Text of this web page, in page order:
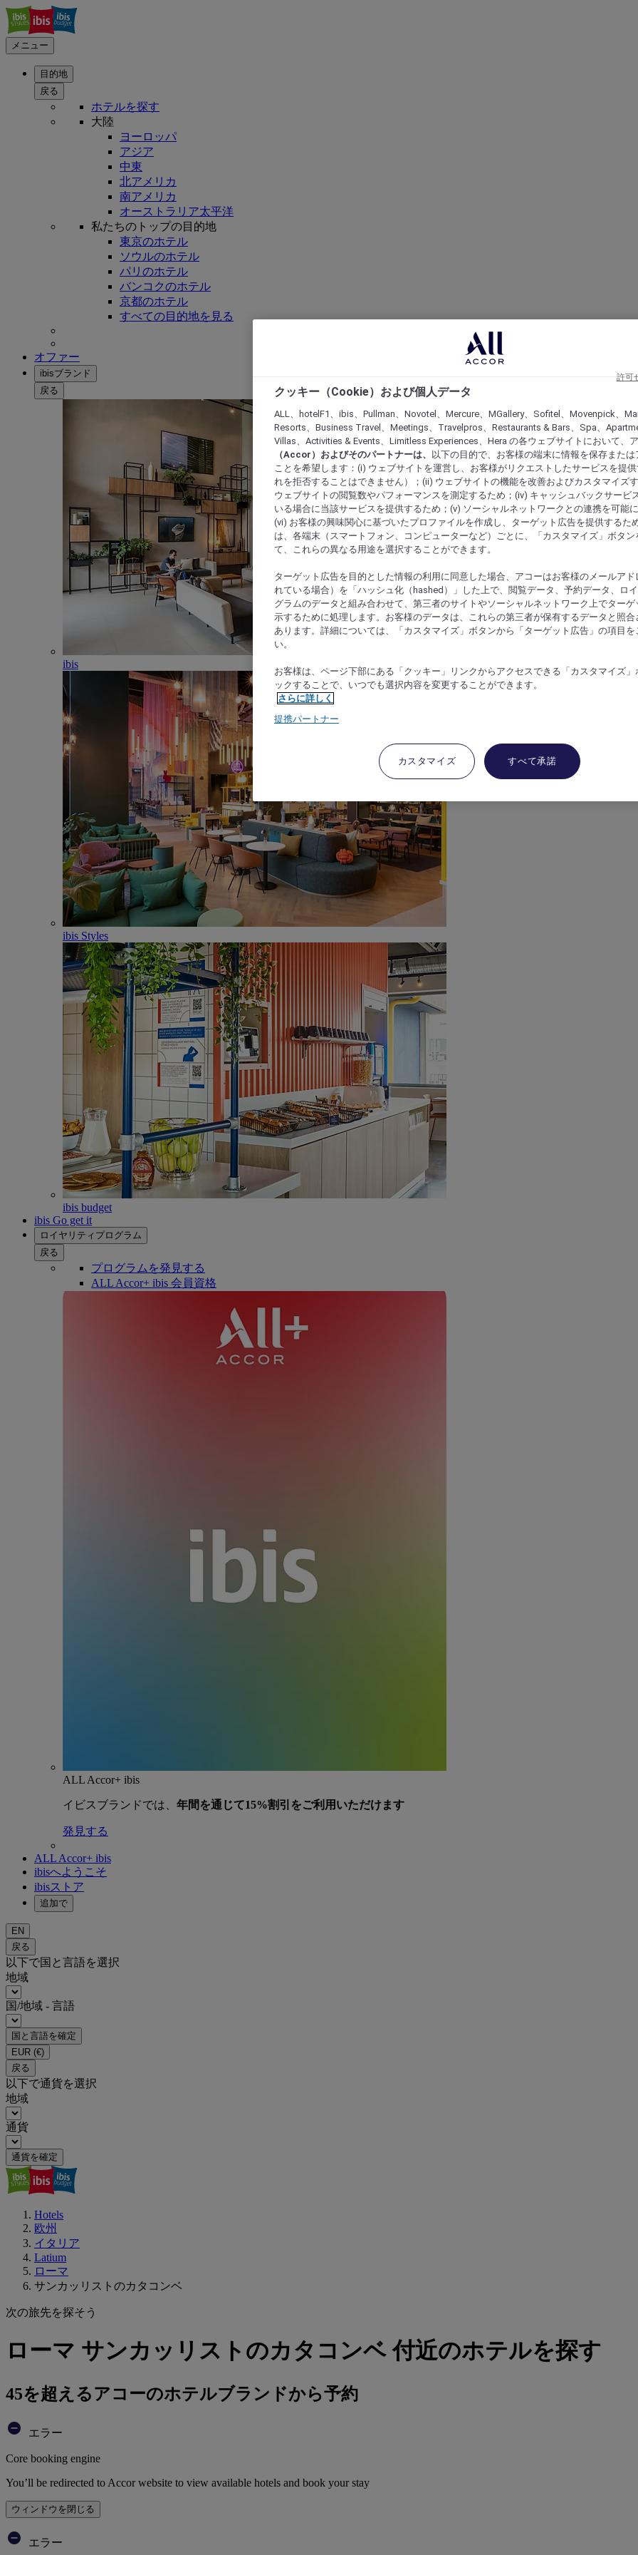
メニュー
目的地
戻る
ホテルを探す
大陸
ヨーロッパ
アジア
中東
北アメリカ
南アメリカ
オーストラリア太平洋
私たちのトップの目的地
東京のホテル
ソウルのホテル
パリのホテル
バンコクのホテル
京都のホテル
すべての目的地を見る
オファー
ibisブランド
戻る
ibis
ibis Styles
ibis budget
ibis Go get it
ロイヤリティプログラム
戻る
プログラムを発見する
ALL Accor+ ibis 会員資格
ALL Accor+ ibis
イビスブランドでは、 年間を通じて15%割引をご利用いただけます
発見する
ALL Accor+ ibis
ibisへようこそ
ibisストア
追加で
EN
戻る
以下で国と言語を選択
地域
国/地域 - 言語
国と言語を確定
EUR (€)
戻る
以下で通貨を選択
地域
通貨
通貨を確定
Hotels
欧州
イタリア
Latium
ローマ
サンカッリストのカタコンベ
次の旅先を探そう
ローマ サンカッリストのカタコンベ 付近のホテルを探す
45を超えるアコーのホテルブランドから予約
エラー
Core booking engine
You’ll be redirected to Accor website to view available hotels and book your stay
ウィンドウを閉じる
エラー
クッキー（Cookie）および個人データ
ALL、hotelF1、ibis、Pullman、Novotel、Mercure、MGallery、Sofitel、Movenpick、
Resorts、Business Travel、Meetings、Travelpros、Restaurants & Bars、Spa、
Villas、Activities & Events、Limitless Experiences、Hera の各ウェブサイトにおいて、
（Accor）およびそのパートナーは、
以下の目的で、お客様の端末に情報を保存または
ことを希望します：(i) ウェブサイトを運営し、お客様がリクエストしたサービスを提供
れを拒否することはできません）；(ii) ウェブサイトの機能を改善およびカスタマイズ
ウェブサイトの閲覧数やパフォーマンスを測定するため；(iv) キャッシュバックサービ
いる場合に当該サービスを提供するため；(v) ソーシャルネットワークとの連携を可能
(vi) お客様の興味関心に基づいたプロファイルを作成し、ターゲット広告を提供するた
は、各端末（スマートフォン、コンピューターなど）ごとに、「カスタマイズ」ボタン
て、これらの異なる用途を選択することができます。
ターゲット広告を目的とした情報の利用に同意した場合、アコーはお客様のメールアド
れている場合）を「ハッシュ化（hashed）」した上で、閲覧データ、予約データ、ロ
グラムのデータと組み合わせて、第三者のサイトやソーシャルネットワーク上でター
示するために処理します。お客様のデータは、これらの第三者が保有するデータと照合
あります。詳細については、「カスタマイズ」ボタンから「ターゲット広告」の項目を
い。
お客様は、ページ下部にある「クッキー」リンクからアクセスできる「カスタマイズ」
ックすることで、いつでも選択内容を変更することができます。
さらに詳しく
提携パートナー
カスタマイズ すべて承諾
許可